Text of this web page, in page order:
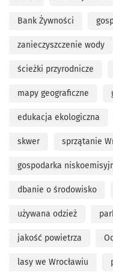
Bank Żywności
zanieczyszczenie wody
ścieżki przyrodnicze
mapy geograficzne
edukacja ekologiczna
skwer sprzątanie
gospodarka
dbanie o środowisko
używana odzież
jakość powietrza
lasy we Wrocławiu